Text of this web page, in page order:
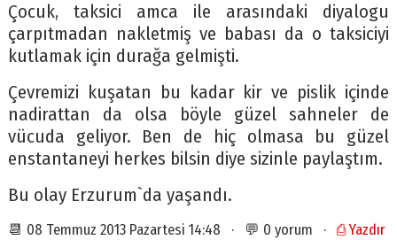
Çocuk, taksici amca ile arasındaki diyalogu
çarpıtmadan nakletmiş ve babası da o taksiciyi
kutlamak için durağa gelmişti.
Çevremizi kuşatan bu kadar kir ve pislik içinde
nadirattan da olsa böyle güzel sahneler de
vücuda geliyor. Ben de hiç olmasa bu güzel
enstantaneyi herkes bilsin diye sizinle paylaştım.
Bu olay Erzurum`da yaşandı.
📆 08 Temmuz 2013 Pazartesi 14:48 · 💬 0 yorum · ⎙ Yazdır